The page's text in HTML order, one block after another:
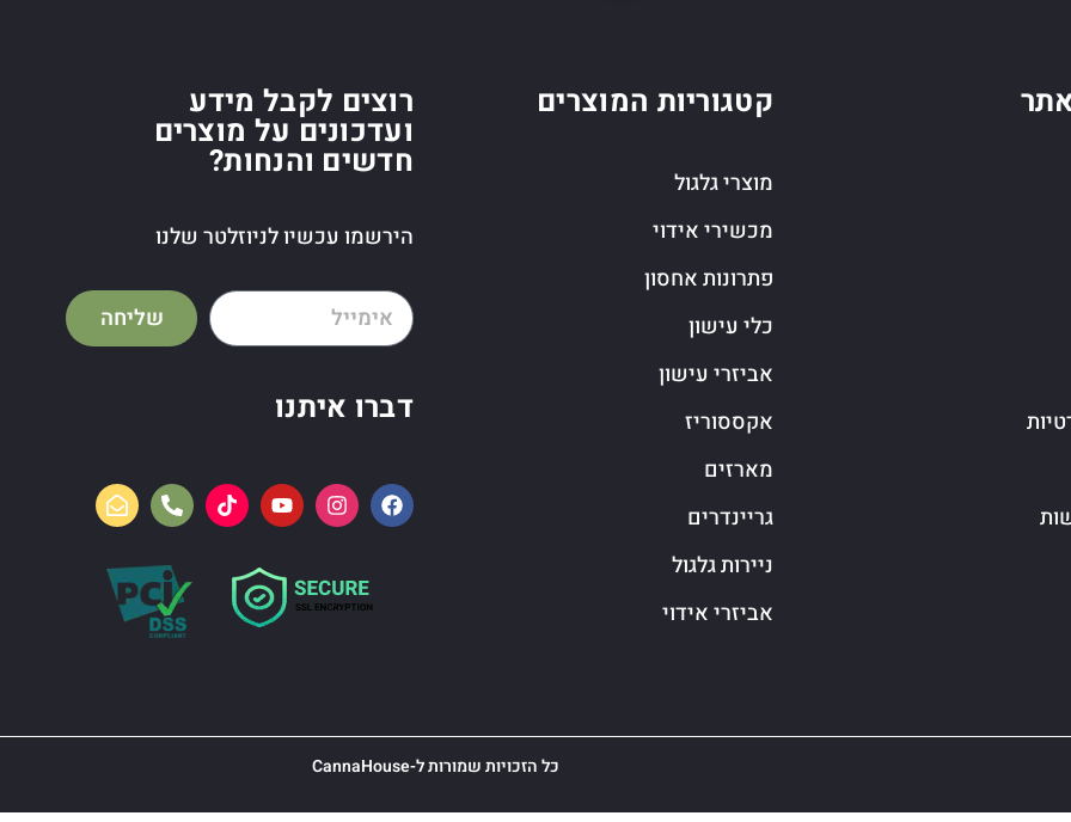
קטגוריות המוצרים
מוצרי גלגול
מכשירי אידוי
פתרונות אחסון
כלי עישון
אביזרי עישון
אקססוריז
מארזים
גריינדרים
ניירות גלגול
אביזרי אידוי
רוצים לקבל מידע
ועדכונים על מוצרים
חדשים והנחות?
הירשמו עכשיו לניוזלטר שלנו
שליחה
דברו איתנו
כל הזכויות שמורות ל-CannaHouse